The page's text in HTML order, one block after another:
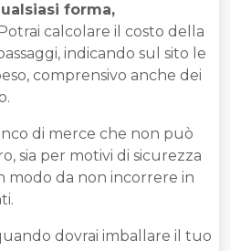
forma,
calcolare il costo della
indicando sul sito le
comprensivo anche dei
di merce che non può
sia per motivi di sicurezza
modo da non incorrere in
dovrai imballare il tuo